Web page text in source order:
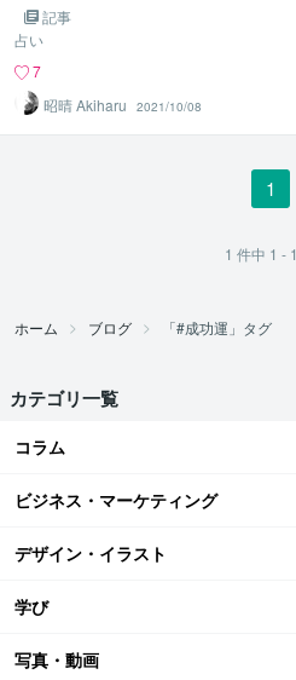
記事
占い
7
昭晴 Akiharu
2021/10/08
1
1 件中 1 - 1
ホーム ブログ 「#成功運」タグ
カテゴリ一覧
コラム
ビジネス・マーケティング
デザイン・イラスト
学び
写真・動画